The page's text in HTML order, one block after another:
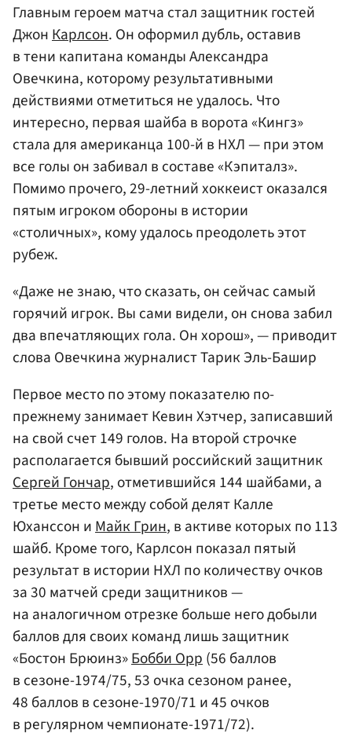
Главным героем матча стал защитник гостей
ДжонКарлсон. Он оформил дубль, оставив
в тени капитана команды Александра
Овечкина, которому результативными
действиями отметиться не удалось. Что
интересно, первая шайба в ворота «Кингз»
стала для американца 100-й в НХЛ — при этом
все голы он забивал в составе «Кэпиталз».
Помимо прочего, 29-летний хоккеист оказался
пятым игроком обороны в истории
«столичных», кому удалось преодолеть этот
рубеж.
«Даже не знаю, что сказать, он сейчас самый
горячий игрок. Вы сами видели, он снова забил
два впечатляющих гола. Он хорош», — приводит
слова Овечкина журналист Тарик Эль-Башир
Первое место по этому показателю по-
прежнему занимает Кевин Хэтчер, записавший
на свой счет 149 голов. На второй строчке
располагается бывший российский защитник
Сергей Гончар, отметившийся 144 шайбами, а
третье место между собой делят Калле
Юханссон иМайк Грин, в активе которых по 113
шайб. Кроме того, Карлсон показал пятый
результат в истории НХЛ по количеству очков
за 30 матчей среди защитников —
на аналогичном отрезке больше него добыли
баллов для своих команд лишь защитник
«Бостон Брюинз»Бобби Орр(56 баллов
в сезоне-1974/75, 53 очка сезоном ранее,
48 баллов в сезоне-1970/71 и 45 очков
в регулярном чемпионате-1971/72).